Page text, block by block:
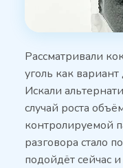
Рассматривали
уголь как
Искали
случай роста
контролируемой
разговора стало
подойдёт сейчас